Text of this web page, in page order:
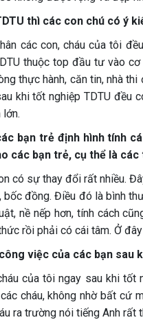
thì các con chú có ý
các con, cháu của tôi
thuộc top đầu tư vào
thực hành, căn tin, nhà
khi tốt nghiệp TDTU đều
bạn trẻ định hình tính
các bạn trẻ, cụ thể là
có sự thay đổi rất nhiều.
đồng. Điều đó là bình
nề nếp hơn, tính cách
rồi phải có cái tâm. Ở
việc của các bạn sau
của tôi ngay sau khi
cháu, không nhờ bất cứ
ra trường nói tiếng Anh